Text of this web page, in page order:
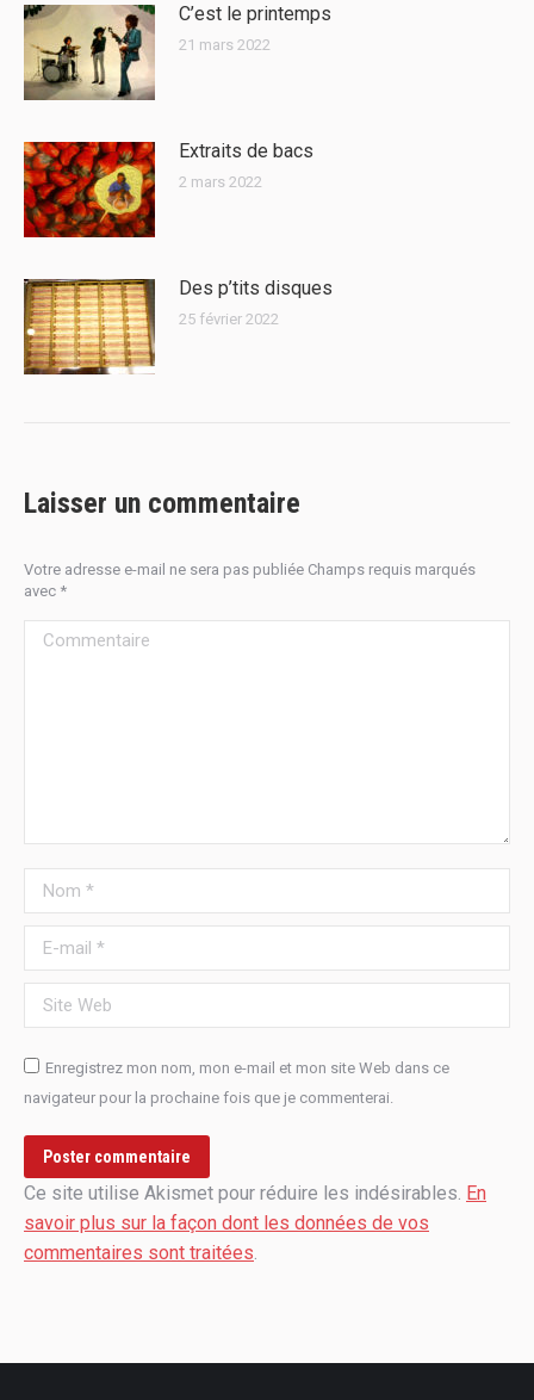
C’est le printemps
21 mars 2022
Extraits de bacs
2 mars 2022
Des p’tits disques
25 février 2022
Laisser un commentaire
Votre adresse e-mail ne sera pas publiée Champs requis marqués
avec *
Commentaire
Nom *
E-mail *
Site Web
Enregistrez mon nom, mon e-mail et mon site Web dans ce
navigateur pour la prochaine fois que je commenterai.
Poster commentaire
Ce site utilise Akismet pour réduire les indésirables. En
savoir plus sur la façon dont les données de vos
commentaires sont traitées.